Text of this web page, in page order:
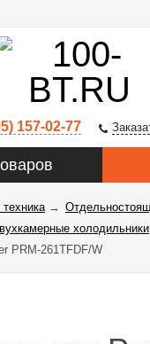
157-02-77
→
холодильники
PRM-261TFDF/W